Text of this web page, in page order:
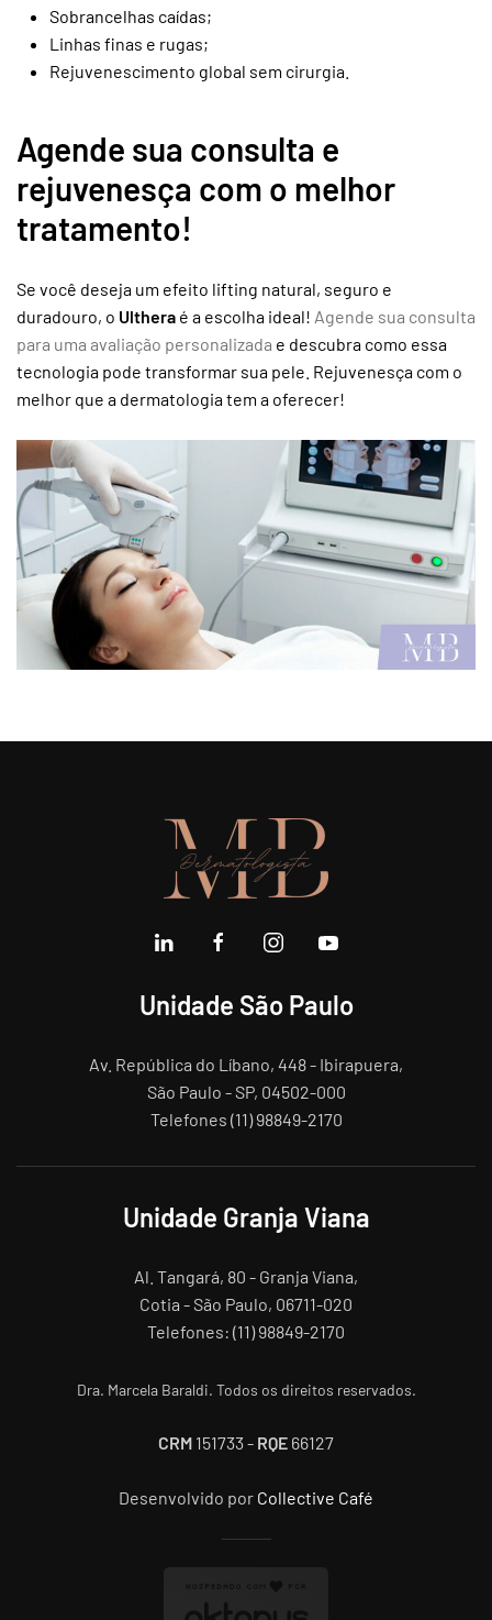
Sobrancelhas caídas;
Linhas finas e rugas;
Rejuvenescimento global sem cirurgia.
Agende sua consulta e
rejuvenesça com o melhor
tratamento!
Se você deseja um efeito lifting natural, seguro e
duradouro, o Ulthera é a escolha ideal! Agende sua consulta
para uma avaliação personalizada e descubra como essa
tecnologia pode transformar sua pele. Rejuvenesça com o
melhor que a dermatologia tem a oferecer!
Unidade São Paulo
Av. República do Líbano, 448 - Ibirapuera,
São Paulo - SP, 04502-000
Telefones (11) 98849-2170
Unidade Granja Viana
Al. Tangará, 80 - Granja Viana,
Cotia - São Paulo, 06711-020
Telefones: (11) 98849-2170
Dra. Marcela Baraldi. Todos os direitos reservados.
CRM 151733 - RQE 66127
Desenvolvido por Collective Café